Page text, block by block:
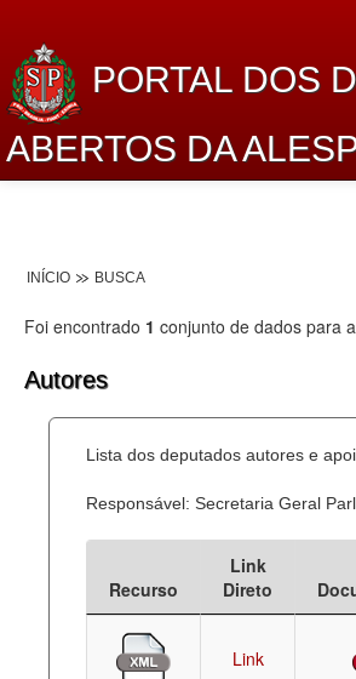
PORTAL DOS
ABERTOS DA
Lei de Acesso à Informação
Dados Governamentais Abertos
Processo Legislativo
Deputados Estaduais
Administração
INÍCIO BUSCA
Foi encontrado 1 conjunto de dados para
Autores
Lista dos deputados autores e
Responsável: Secretaria Geral
Recurso
Link
Direto
Link